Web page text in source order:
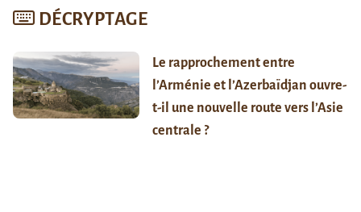
DÉCRYPTAGE
Le rapprochement entre
l’Arménie et l’Azerbaïdjan ouvre-
t-il une nouvelle route vers l’Asie
centrale ?